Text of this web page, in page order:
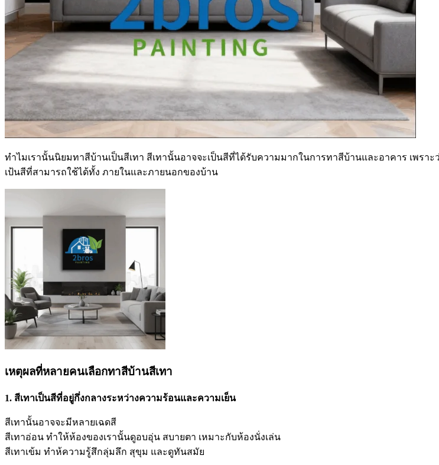
ทำไมเรานั้นนิยมทาสีบ้านเป็นสีเทา สีเทานั้นอาจจะเป็นสีที่ได้รับความมากในการทาสีบ้านและอาคาร เพร
เป้นสีที่สามารถใช้ได้ทั้ง ภายในและภายนอกของบ้าน
เหตุผลที่หลายคนเลือกทาสีบ้านสีเทา
1. สีเทาเป็นสีที่อยู่กึ่งกลางระหว่างความร้อนและความเย็น
สีเทานั้นอาจจะมีหลายเฉดสี
สีเทาอ่อน ทำให้ห้องของเรานั้นดูอบอุ่น สบายตา เหมาะกับห้องนั่งเล่น
สีเทาเข้ม ทำห้ความรู้สึกลุ่มลึก สุขุม และดูทันสมัย